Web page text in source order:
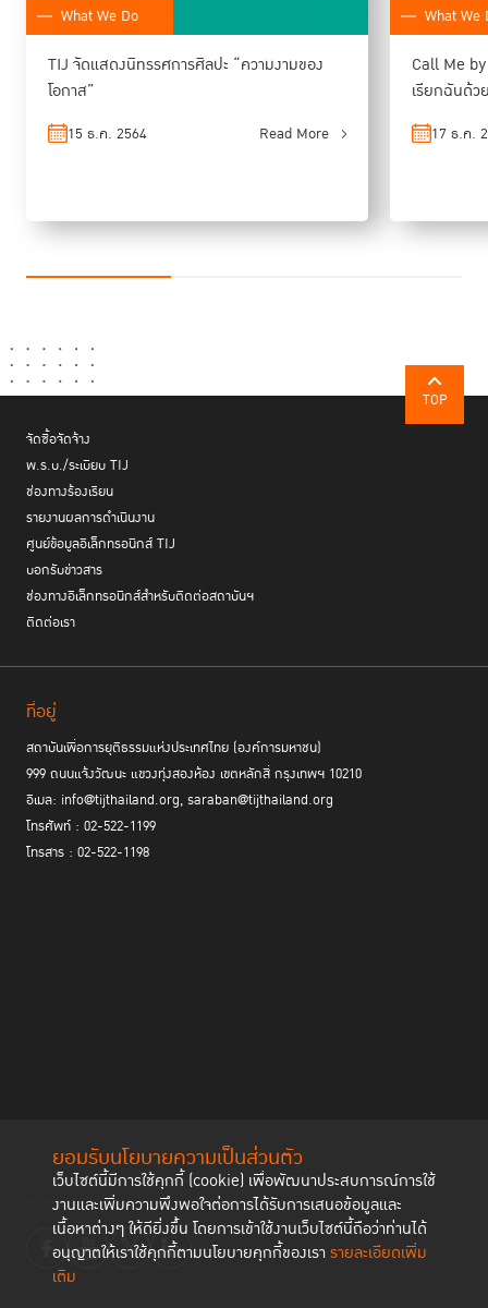
ยอมรับนโยบายความเป็นส่วนตัว
เว็บไซต์นี้มีการใช้คุกกี้ (cookie) เพื่อพัฒนาประสบการณ์การใช้
งานและเพิ่มความพึงพอใจต่อการได้รับการเสนอข้อมูลและ
เนื้อหาต่างๆ ให้ดียิ่งขึ้น โดยการเข้าใช้งานเว็บไซต์นี้ถือว่าท่านได้
อนุญาตให้เราใช้คุกกี้ตามนโยบายคุกกี้ของเรา รายละเอียดเพิ่ม
เติม
ความรู้มีทักษะด้านวิศวกรรม ด้านช่าง แต่เรื่องเหล่านี้ เรือนจำไม่รู้”
นพพล กล่าว
“เวลาฆ่าเค้า หรือเค้าฆ่าเวลา”
พบเจอในเรือนจำแห่งหนึ่ง เมื่อได้เข้าไปเยี่ยมชม เพื่อถ่ายภาพมาจัดแสดงใน
นิทรรศการ “ความงามของโอกาส” ในโอกาสครบรอบ 11 ปี การอนุวัติข้อ
กำหนดกรุงเทพ
ในฐานะผู้คร่ำหวอดในวงการถ่ายภาพชั้นแนวหน้าของประเทศไทย คุณนพพล
What We Do
TIJ จัดแสดงนิทรรศการศิลปะ “ความงามของ
โอกาส”
15 ธ.ค. 2564 Read More
What We
Call Me
เรียกฉันด้ว
17 ธ.ค.
TOP
จัดซื้อจัดจ้าง
พ.ร.บ./ระเบียบ TIJ
ช่องทางร้องเรียน
รายงานผลการดำเนินงาน
ศูนย์ข้อมูลอิเล็กทรอนิกส์ TIJ
บอกรับข่าวสาร
ช่องทางอิเล็กทรอนิกส์สำหรับติดต่อสถาบันฯ
ติดต่อเรา
ที่อยู่
สถาบันเพื่อการยุติธรรมแห่งประเทศไทย (องค์การมหาชน)
999 ถนนแจ้งวัฒนะ แขวงทุ่งสองห้อง เขตหลักสี่ กรุงเทพฯ 10210
อีเมล: info@tijthailand.org, saraban@tijthailand.org
โทรศัพท์ : 02-522-1199
โทรสาร : 02-522-1198
ติดตามช่องทาง social